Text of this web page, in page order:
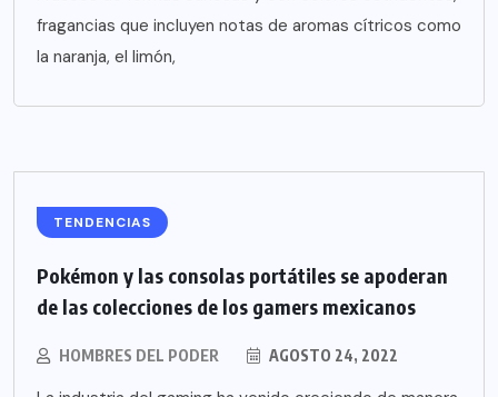
fragancias que incluyen notas de aromas cítricos como
la naranja, el limón,
TENDENCIAS
Pokémon y las consolas portátiles se apoderan
de las colecciones de los gamers mexicanos
HOMBRES DEL PODER AGOSTO 24, 2022